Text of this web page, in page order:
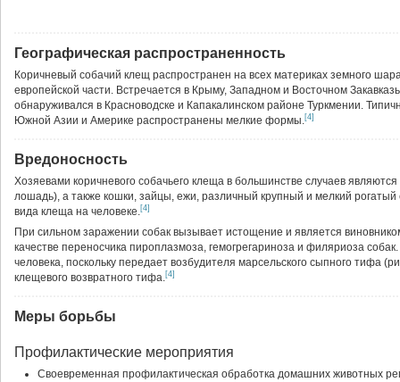
Географическая распространенность
Коричневый собачий клещ распространен на всех материках земного
европейской части. Встречается в Крыму, Западном и Восточном
обнаруживался в Красноводске и Капакалинском районе Туркмении.
Южной Азии и Америке распространены мелкие формы.[4]
Вредоносность
Хозяевами коричневого собачьего клеща в большинстве случаев
лошадь), а также кошки, зайцы, ежи, различный крупный и мелкий
вида клеща на человеке.[4]
При сильном заражении собак вызывает истощение и является
качестве переносчика пироплазмоза, гемогрегариноза и филяриоза
человека, поскольку передает возбудителя марсельского сыпного тифа
клещевого возвратного тифа.[4]
Меры борьбы
Профилактические мероприятия
Своевременная профилактическая обработка домашних животных